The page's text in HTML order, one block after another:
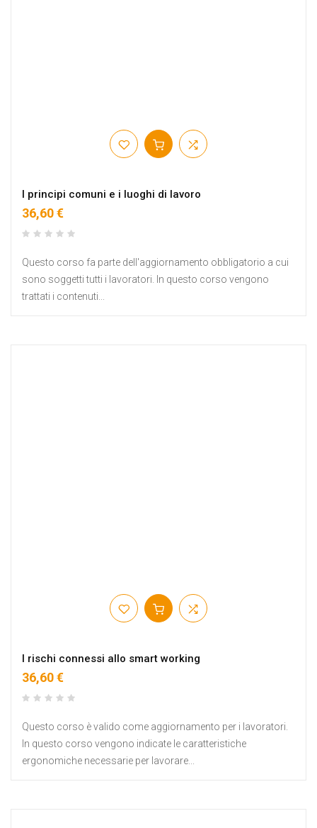
I principi comuni e i luoghi di lavoro
36,60 €
Questo corso fa parte dell'aggiornamento obbligatorio a cui
sono soggetti tutti i lavoratori. In questo corso vengono
trattati i contenuti...
I rischi connessi allo smart working
36,60 €
Questo corso è valido come aggiornamento per i lavoratori.
In questo corso vengono indicate le caratteristiche
ergonomiche necessarie per lavorare...